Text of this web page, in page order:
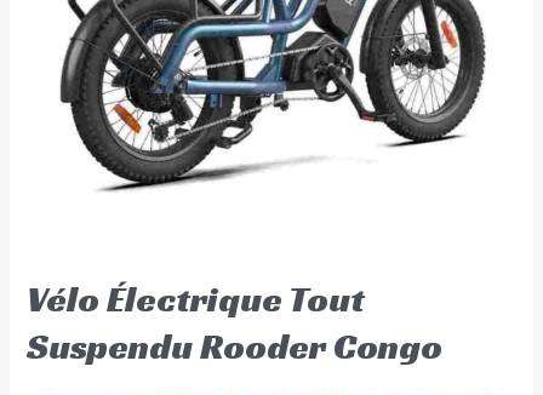
Vélo Électrique Tout
Suspendu Rooder Congo